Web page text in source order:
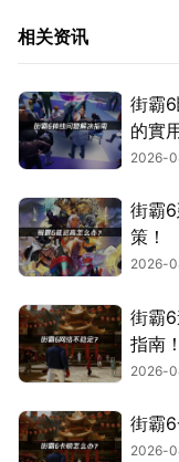
相关资讯
街霸
的實
2026-
街霸
策！
2026-
街霸
指南！
2026-
街霸
2026-